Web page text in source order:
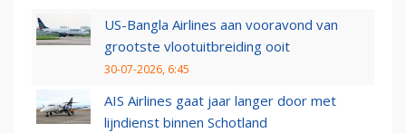
US-Bangla Airlines aan vooravond van
grootste vlootuitbreiding ooit
30-07-2026, 6:45
AIS Airlines gaat jaar langer door met
lijndienst binnen Schotland